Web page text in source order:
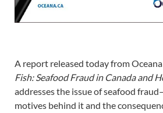
A report released today from
Fish: Seafood Fraud in Canada and
addresses the issue of seafood
motives behind it and the